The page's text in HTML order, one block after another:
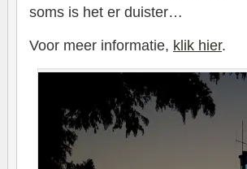
soms is het er duister…
Voor meer informatie, klik hier.